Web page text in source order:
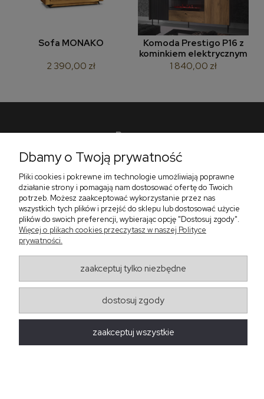
Sofa MONAKO
2 390,00 zł
Komoda Prestigo P16 z
kominkiem elektrycznym
1 840,00 zł
Pomoc
Płatności i dostawa
O nas
Zadzwoń do nas telefon +48 513 591 067
Zbrosławice 42-674
oprogramowanie:
Dbamy o Twoją prywatność
Pliki cookies i pokrewne im technologie umożliwiają poprawne
działanie strony i pomagają nam dostosować ofertę do Twoich
potrzeb. Możesz zaakceptować wykorzystanie przez nas
wszystkich tych plików i przejść do sklepu lub dostosować użycie
plików do swoich preferencji, wybierając opcję "Dostosuj zgody".
Więcej o plikach cookies przeczytasz w naszej Polityce
prywatności.
zaakceptuj tylko niezbędne
dostosuj zgody
zaakceptuj wszystkie